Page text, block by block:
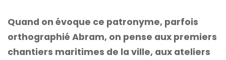
Quand on évoque ce patronyme, parfois
orthographié Abram, on pense aux premiers
chantiers maritimes de la ville, aux ateliers